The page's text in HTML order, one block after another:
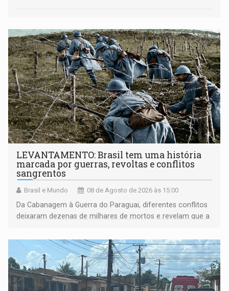
LEVANTAMENTO: Brasil tem uma história
marcada por guerras, revoltas e conflitos
sangrentos
Brasil e Mundo 08 de Agosto de 2026 às 15:00
Da Cabanagem à Guerra do Paraguai, diferentes conflitos
deixaram dezenas de milhares de mortos e revelam que a
territoriais e sociais